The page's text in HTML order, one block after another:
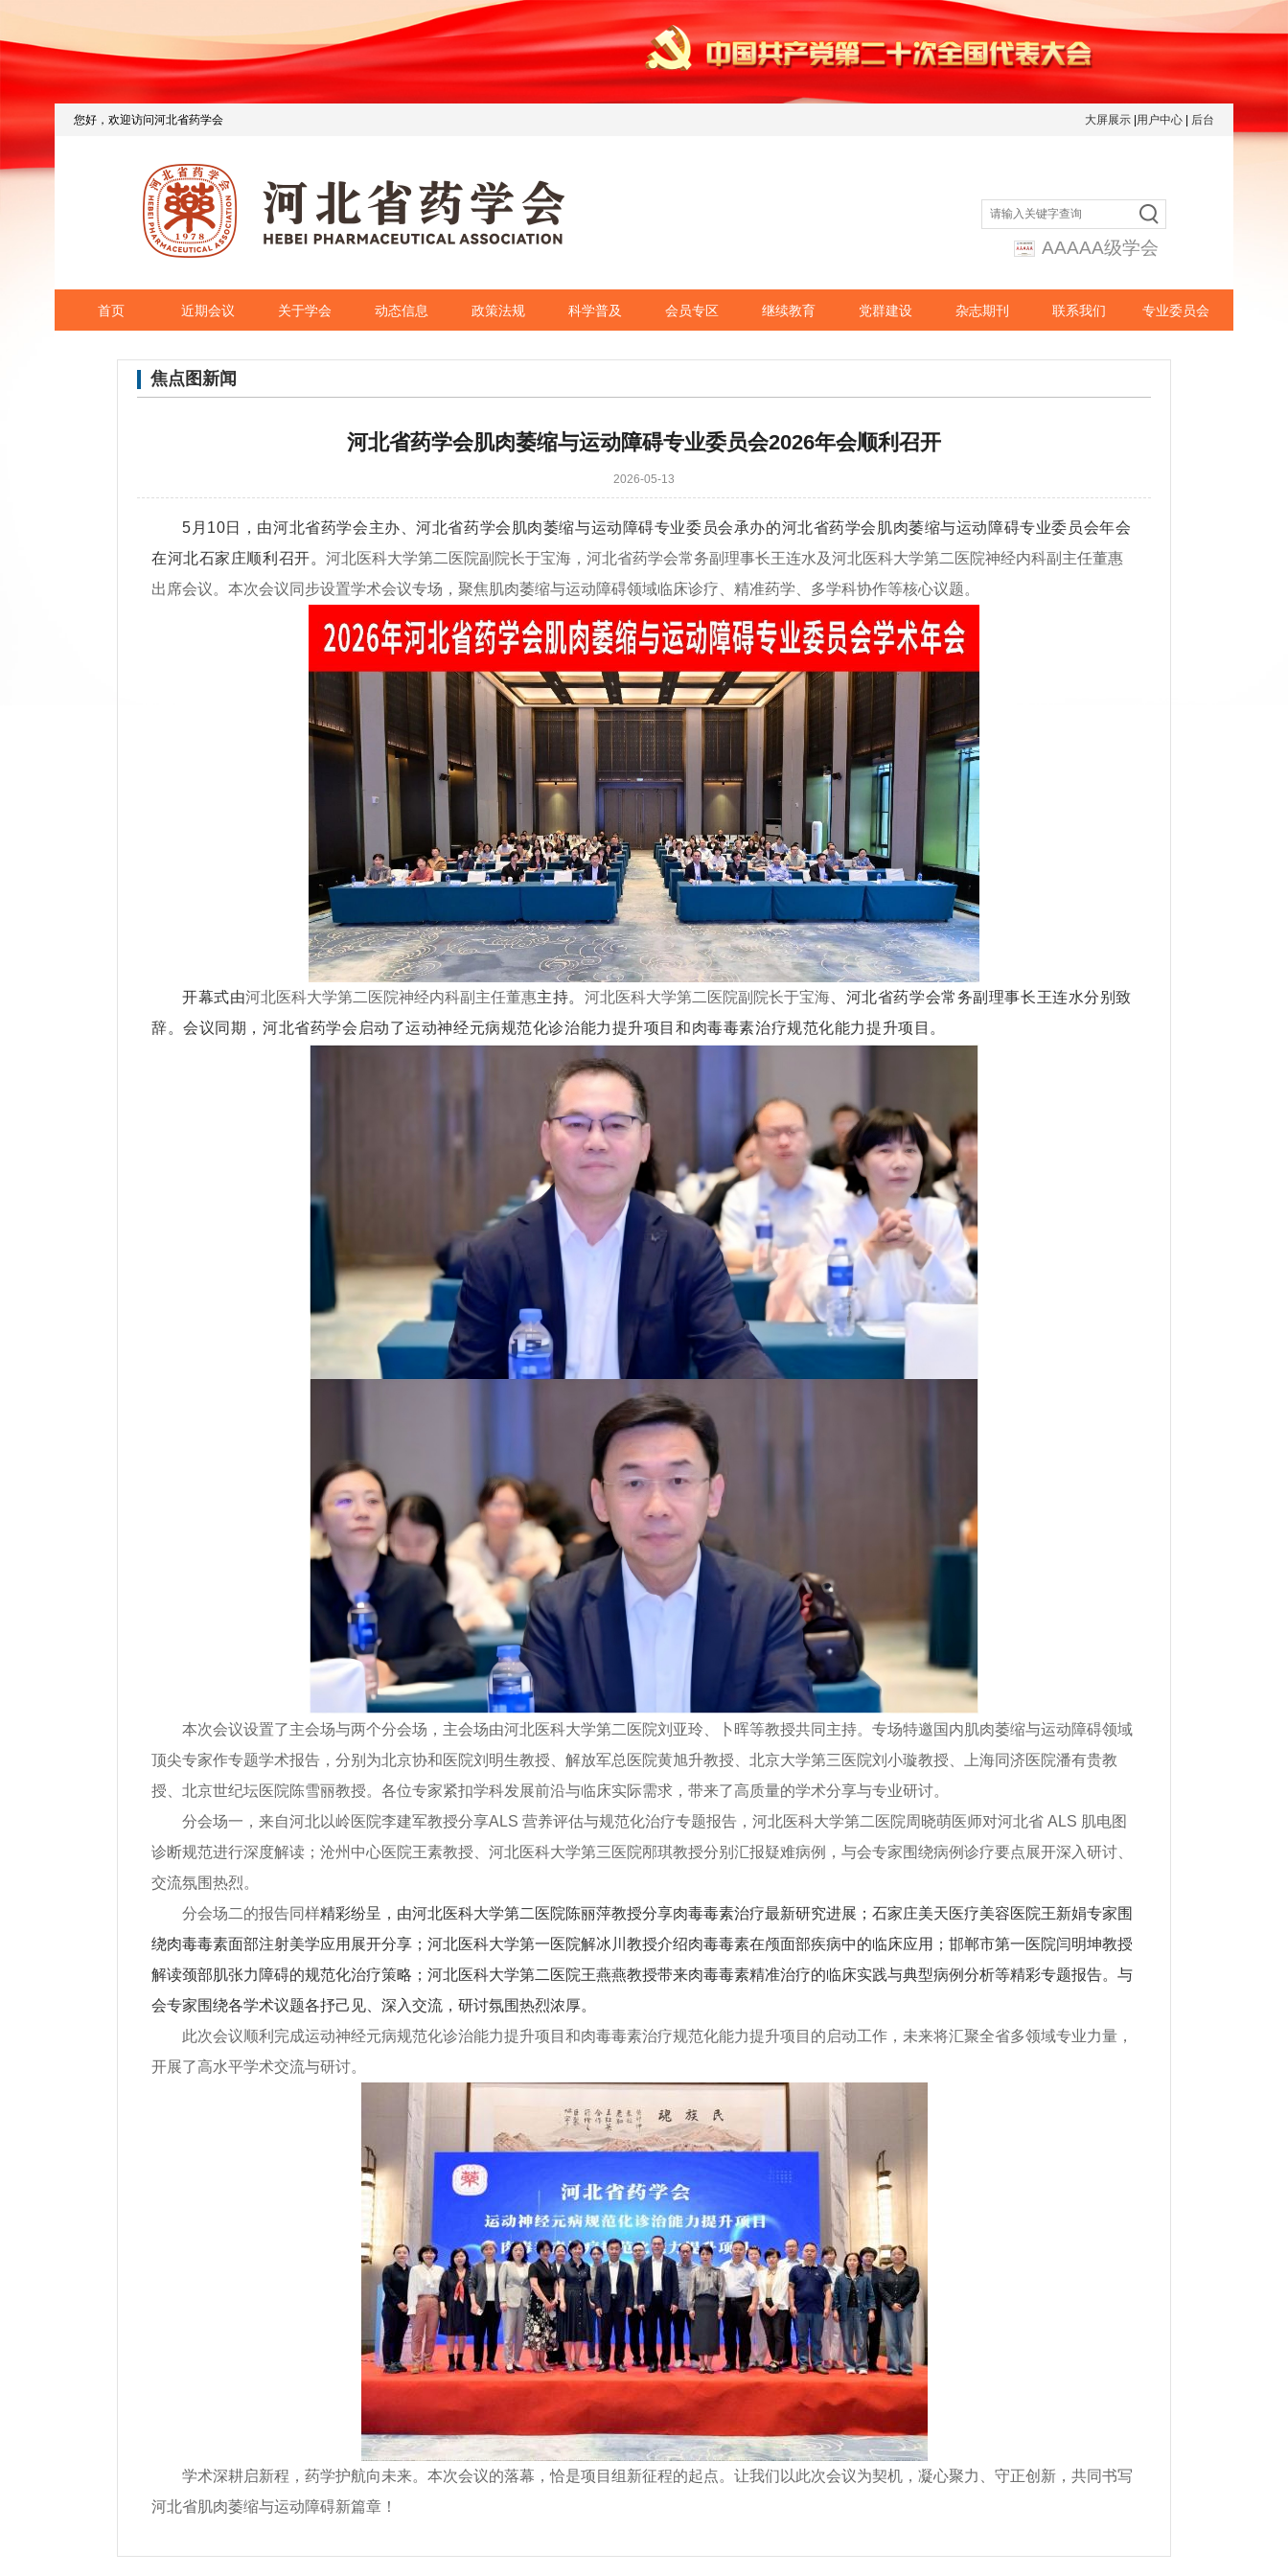
大屏展示 用户中心 后台
您好，欢迎访问河北省药学会
AAAAA级学会
首页 近期会议 关于学会 动态信息 政策法规 科学普及 会员专区 继续教育 党群建设 杂志期刊 联系我们 专业委员会
焦点图新闻
河北省药学会肌肉萎缩与运动障碍专业委员会2026年会顺利召开
2026-05-13
5月10日，由河北省药学会主办、河北省药学会肌肉萎缩与运动障碍专业委员会承办的河北省药学会肌肉萎缩与运动障碍专业委员会年会
在河北石家庄顺利召开。河北医科大学第二医院副院长于宝海，河北省药学会常务副理事长王连水及河北医科大学第二医院神经内科副主任董惠
出席会议。 本次会议同步设置学术会议专场，聚焦肌肉萎缩与运动障碍领域临床诊疗、精准药学、多学科协作等核心议题。
开幕式由河北医科大学第二医院神经内科副主任董惠主持。河北医科大学第二医院副院长于宝海 、河北省药学会常务副理事长王连水分别致
辞。会议同期，河北省药学会启动了运动神经元病规范化诊治能力提升项目和肉毒毒素治疗规范化能力提升项目。
本次会议设置了主会场与两个分会场，主会场由河北医科大学第二医院刘亚玲、卜晖等教授共同主持。专场特邀国内肌肉萎缩与运动障碍领域
顶尖专家作专题学术报告，分别为北京协和医院刘明生教授、解放军总医院黄旭升教授 、北京大学第三医院刘小璇教授、上海同济医院潘有贵教
授、北京世纪坛医院陈雪丽教授。各位专家紧扣学科发展前沿与临床实际需求，带来了高质量的学术分享与专业研讨。
分会场一，来自河北以岭医院李建军教授分享ALS 营养评估与规范化治疗专题报告，河北医科大学第二医院周晓萌医师对河北省 ALS 肌电图
诊断规范进行深度解读；沧州中心医院王素教授 、河北医科大学第三医院邴琪教授分别汇报疑难病例，与会专家围绕病例诊疗要点展开深入研讨、
交流氛围热烈。
分会场二的报告同样精彩纷呈，由河北医科大学第二医院陈丽萍教授分享肉毒毒素治疗最新研究进展；石家庄美天医疗美容医院王新娟专家围
绕肉毒毒素面部注射美学应用展开分享；河北医科大学第一医院解冰川教授介绍肉毒毒素在颅面部疾病中的临床应用；邯郸市第一医院闫明坤教授
解读颈部肌张力障碍的规范化治疗策略；河北医科大学第二医院王燕燕教授带来肉毒毒素精准治疗的临床实践与典型病例分析等精彩专题报告。与
会专家围绕各学术议题各抒己见、深入交流，研讨氛围热烈浓厚。
此次会议顺利完成运动神经元病规范化诊治能力提升项目和肉毒毒素治疗规范化能力提升项目的启动工作，未来将汇聚全省多领域专业力量，
开展了高水平学术交流与研讨。
学术深耕启新程，药学护航向未来。本次会议的落幕，恰是项目组新征程的起点。让我们以此次会议为契机，凝心聚力、守正创新，共同书写
河北省肌肉萎缩与运动障碍新篇章！